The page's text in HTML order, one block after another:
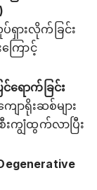
ားလိုက်ခြင်း
ောင့်
င်ရောက်ခြင်း
ျောရိုးဆစ်များ
းကျွံထွက်လာပြီး